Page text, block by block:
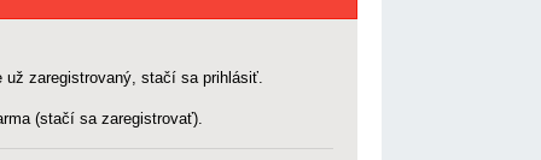
už zaregistrovaný, stačí sa prihlásiť.
(stačí sa zaregistrovať).